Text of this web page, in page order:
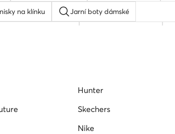
na klínku Jarní boty dámské
Hunter
Skechers
Nike